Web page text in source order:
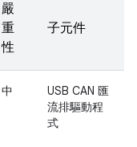
嚴
重
性
子元件
中
USB CAN 匯
流排驅動程
式